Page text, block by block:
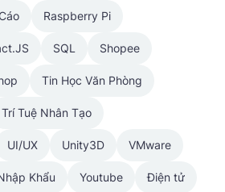
Raspberry Pi
SQL Shopee
Tin Học Văn Phòng
Trí Tuệ Nhân Tạo
UI/UX Unity3D VMware
Khẩu Youtube Điện tử